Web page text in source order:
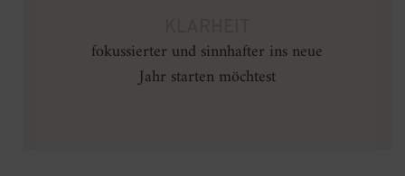
fokussierter und sinnhafter ins neue
Jahr starten möchtest